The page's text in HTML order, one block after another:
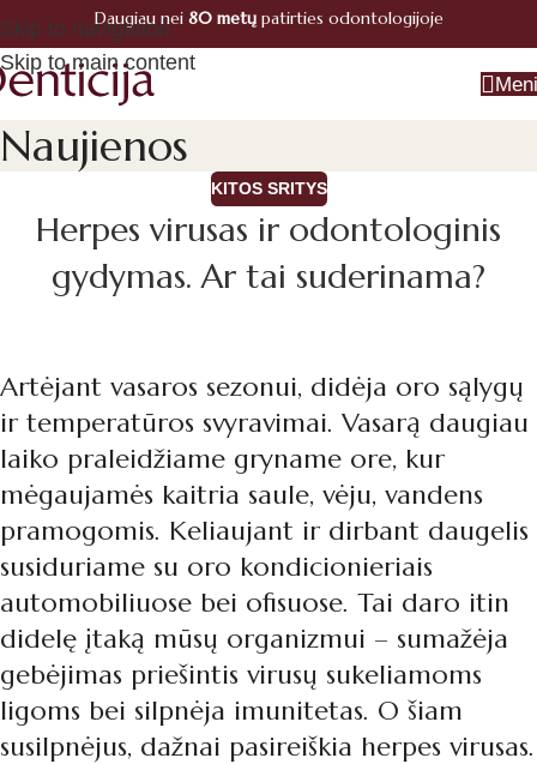
Skip to navigation
Skip to main content
+370 660 07770
Registracija
Daugiau nei 80 metųpatirties odontologijoje
Naujienos
KITOS SRITYS
Herpes virusas ir odontologinis
gydymas. Ar tai suderinama?
Artėjant vasaros sezonui, didėja oro sąlygų
ir temperatūros svyravimai. Vasarą daugiau
laiko praleidžiame gryname ore, kur
mėgaujamės kaitria saule, vėju, vandens
pramogomis. Keliaujant ir dirbant daugelis
susiduriame su oro kondicionieriais
automobiliuose bei ofisuose. Tai daro itin
didelę įtaką mūsų organizmui – sumažėja
gebėjimas priešintis virusų sukeliamoms
ligoms bei silpnėja imunitetas. O šiam
susilpnėjus, dažnai pasireiškia herpes virusas.